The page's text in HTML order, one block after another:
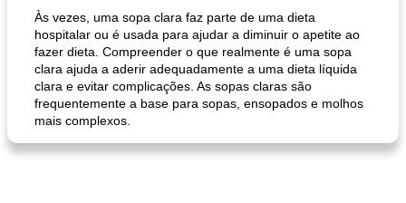
Às vezes, uma sopa clara faz parte de uma dieta
hospitalar ou é usada para ajudar a diminuir o apetite ao
fazer dieta. Compreender o que realmente é uma sopa
clara ajuda a aderir adequadamente a uma dieta líquida
clara e evitar complicações. As sopas claras são
frequentemente a base para sopas, ensopados e molhos
mais complexos.